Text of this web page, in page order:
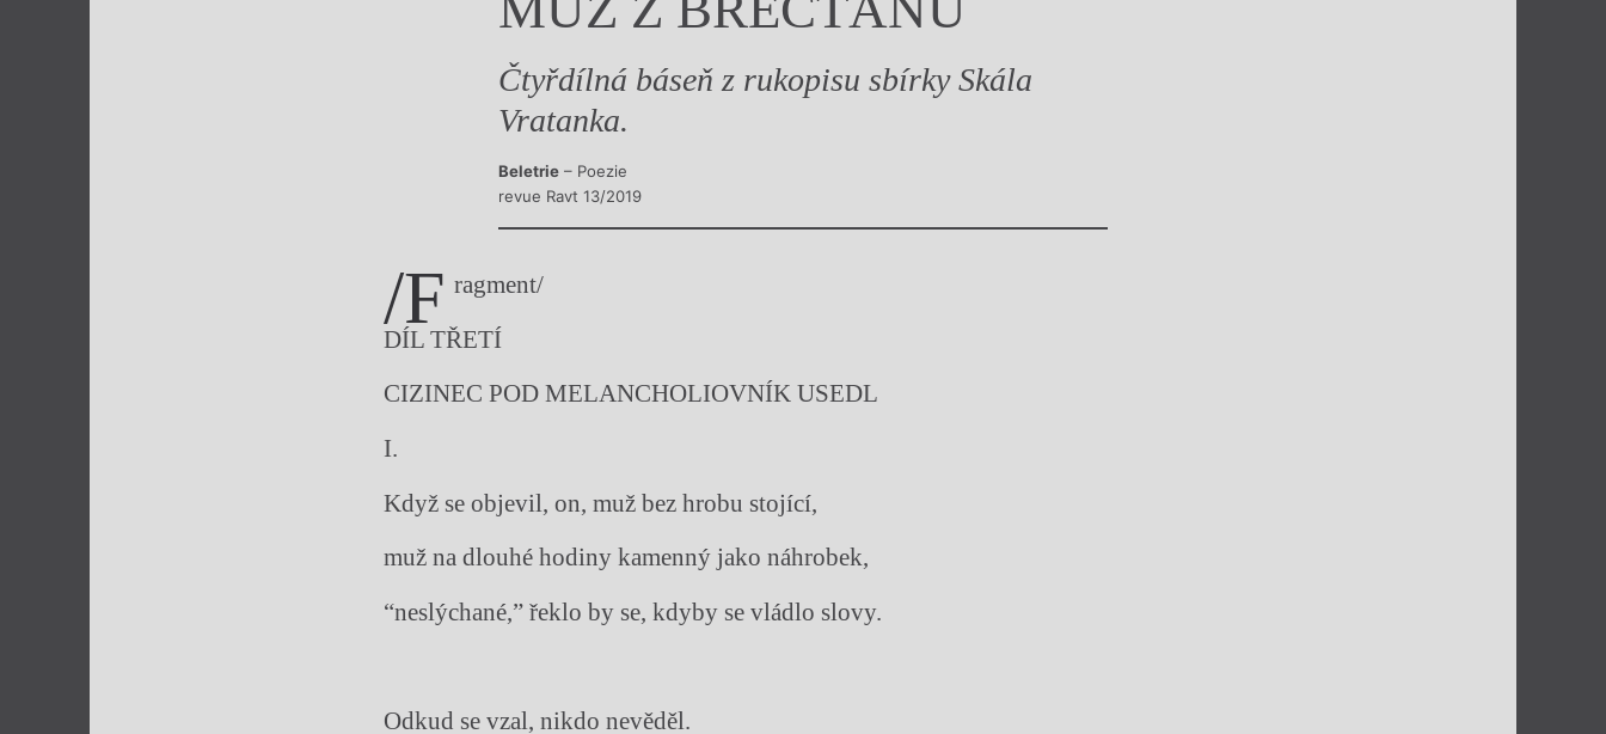
Výroční ceny
Čtyřdílná báseň z rukopisu sbírky Skála
Vratanka.
Beletrie – Poezie
revue Ravt 13/2019
/f ragment/
DÍL TŘETÍ
CIZINEC POD MELANCHOLIOVNÍK USEDL
I.
Když se objevil, on, muž bez hrobu stojící,
muž na dlouhé hodiny kamenný jako náhrobek,
“neslýchané,” řeklo by se, kdyby se vládlo slovy.
Odkud se vzal, nikdo nevěděl.